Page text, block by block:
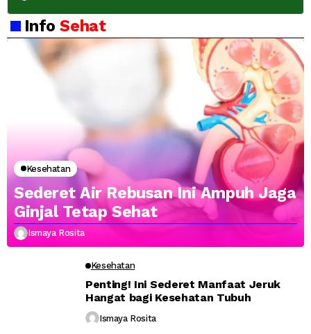
InfoSehat
Kesehatan
Sederet Air Rebusan Ini Ampuh Jaga
Ginjal Tetap Sehat
Ismaya Rosita
Kesehatan
Penting! Ini Sederet Manfaat Jeruk
Hangat bagi Kesehatan Tubuh
Ismaya Rosita